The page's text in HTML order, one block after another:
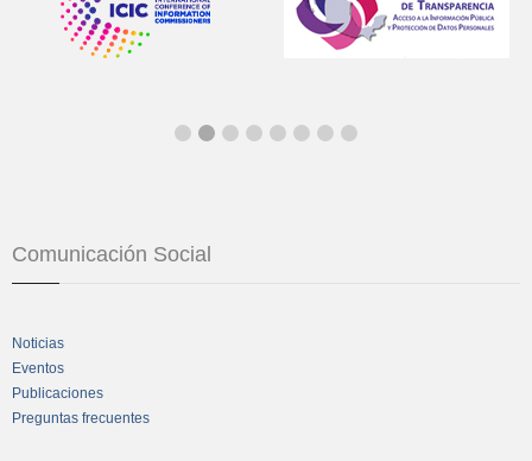
Comunicación Social
Noticias
Eventos
Publicaciones
Preguntas frecuentes